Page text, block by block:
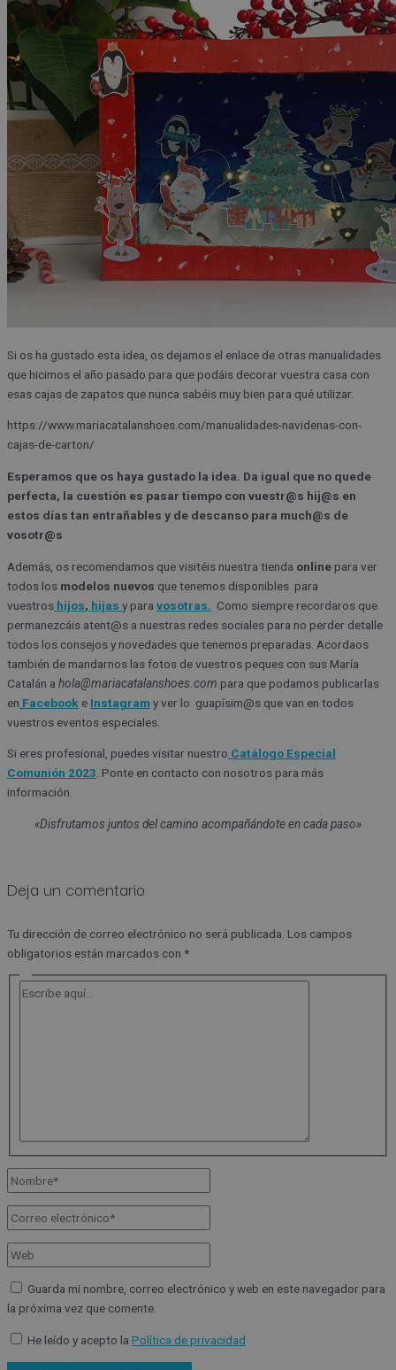
Si os ha gustado esta idea, os dejamos el enlace de otras manualidades
que hicimos el año pasado para que podáis decorar vuestra casa con
esas cajas de zapatos que nunca sabéis muy bien para qué utilizar.
https://www.mariacatalanshoes.com/manualidades-navidenas-con-
cajas-de-carton/
Esperamos que os haya gustado la idea. Da igual que no quede
perfecta, la cuestión es pasar tiempo con vuestr@s hij@s en
estos días tan entrañables y de descanso para much@s de
vosotr@s
Además, os recomendamos que visitéis nuestra tienda online para ver
todos los modelos nuevos que tenemos disponibles para
vuestros hijos, hijas y para vosotras. Como siempre recordaros que
permanezcáis atent@s a nuestras redes sociales para no perder detalle
todos los consejos y novedades que tenemos preparadas. Acordaos
también de mandarnos las fotos de vuestros peques con sus María
Catalán a hola@mariacatalanshoes.com para que podamos publicarlas
en Facebook e Instagram y ver lo guapísim@s que van en todos
vuestros eventos especiales.
Si eres profesional, puedes visitar nuestro Catálogo Especial
Comunión 2023. Ponte en contacto con nosotros para más
información.
«Disfrutamos juntos del camino acompañándote en cada paso»
Deja un comentario
Tu dirección de correo electrónico no será publicada. Los campos
obligatorios están marcados con *
Guarda mi nombre, correo electrónico y web en este navegador para
la próxima vez que comente.
He leído y acepto la Política de privacidad